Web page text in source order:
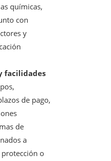
químicas,
con
y
facilidades
de pago,
de
a
o